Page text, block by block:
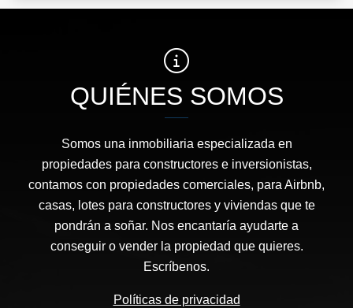
QUIÉNES SOMOS
Somos una inmobiliaria especializada en
propiedades para constructores e inversionistas,
contamos con propiedades comerciales, para Airbnb,
casas, lotes para constructores y viviendas que te
pondrán a soñar. Nos encantaría ayudarte a
conseguir o vender la propiedad que quieres.
Escríbenos.
Políticas de privacidad